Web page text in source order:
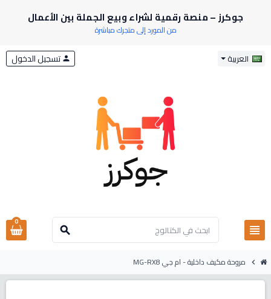
جوكرز – منصة رقمية لشراء وبيع الجملة بين الأعمال
من المورد إلى متجرك مباشرة
العربية
view_headline
search
person تسجيل الدخول
0
chevron_right مروحة مكيف داخلية - ام جي MG-RX8